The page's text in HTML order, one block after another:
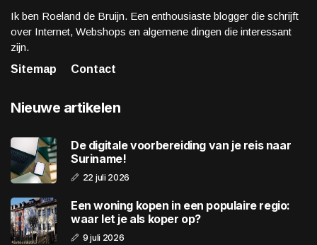
Ik ben Roeland de Bruijn. Een enthousiaste blogger die schrijft
over Internet, Webshops en algemene dingen die interessant
zijn.
Sitemap
Contact
Nieuwe artikelen
De digitale voorbereiding van je reis naar
Suriname!
22 juli 2026
Een woning kopen in een populaire regio:
waar let je als koper op?
9 juli 2026